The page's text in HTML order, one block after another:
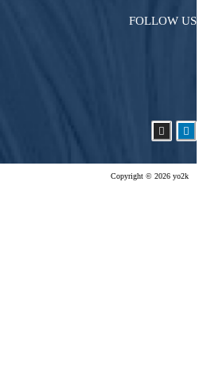
FOLLOW US
Copyright © 2026 yo2k